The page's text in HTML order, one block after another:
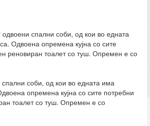
спални соби, од кои во едната
Одвоена опремена кујна со сите
реновиран тоалет со туш. Опремен е со
соби, од кои во едната има
опремена кујна со сите потребни
тоалет со туш. Опремен е со